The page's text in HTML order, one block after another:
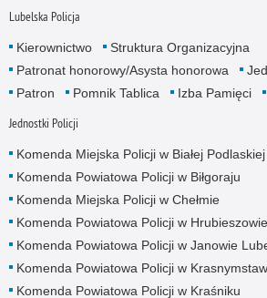
Lubelska Policja
Kierownictwo
Struktura Organizacyjna
Patronat honorowy/Asysta honorowa
Patron
Pomnik Tablica Izba Pamięci
Jednostki Policji
Komenda Miejska Policji w Białej Podlaskiej
Komenda Powiatowa Policji w Biłgoraju
Komenda Miejska Policji w Chełmie
Komenda Powiatowa Policji w Hrubieszowie
Komenda Powiatowa Policji w Janowie
Komenda Powiatowa Policji w
Komenda Powiatowa Policji w Kraśniku